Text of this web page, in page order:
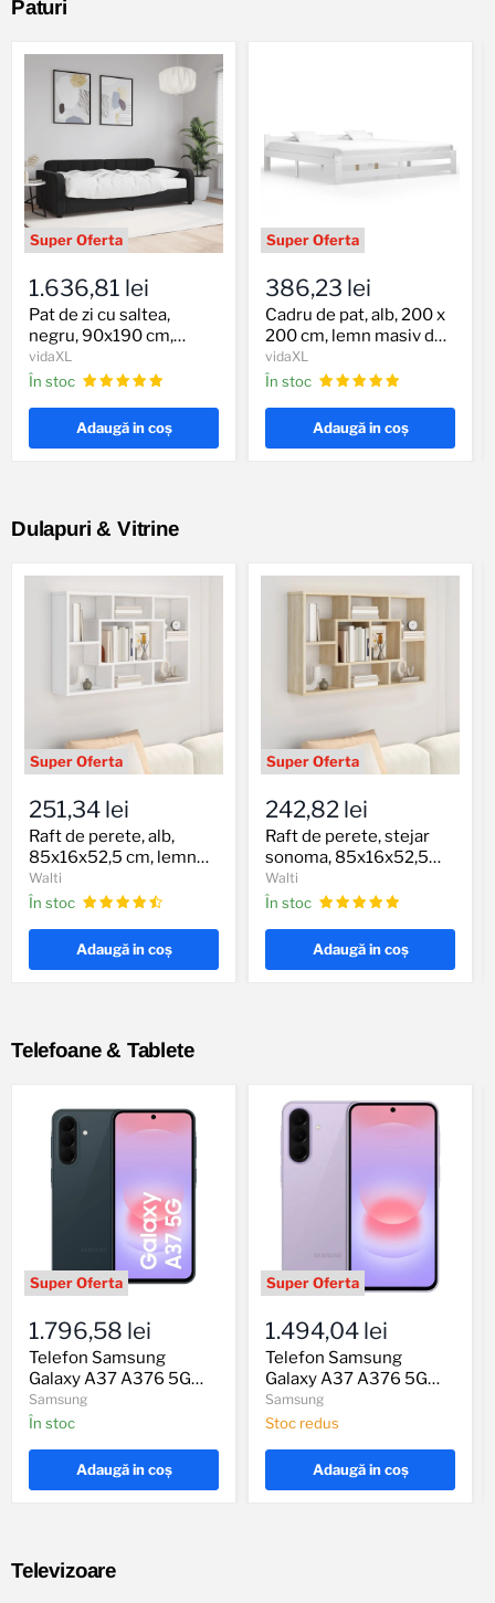
Paturi
de
zi
cu
saltea,
negru,
90x190
cm,
1.636,81 lei
Pat de zi cu saltea,
negru, 90x190 cm,
catifea
vidaXL
În stoc
Adaugă in coş
de
pat,
alb,
200
200
cm,
pin
386,23 lei
Cadru de pat, alb, 200 x
200 cm, lemn masiv de
pin
vidaXL
În stoc
Adaugă in coş
Dulapuri & Vitrine
de
perete,
alb,
85x16x52,5
cm,
lemn
compozit
251,34 lei
Raft de perete, alb,
85x16x52,5 cm, lemn
compozit
Walti
În stoc
Adaugă in coş
de
perete,
stejar
sonoma,
85x16x52,5
cm,
lemn
242,82 lei
Raft de perete, stejar
sonoma, 85x16x52,5
cm, lemn compozit
Walti
În stoc
Adaugă in coş
Telefoane & Tablete
Samsung
Galaxy
A37
A376
5G
8GB
RAM
Graygreen
1.796,58 lei
Telefon Samsung
Galaxy A37 A376 5G
8GB RAM 256GB
Graygreen
Samsung
În stoc
Adaugă in coş
Samsung
Galaxy
A37
A376
5G
6GB
RAM
1.494,04 lei
Telefon Samsung
Galaxy A37 A376 5G
6GB RAM 128GB Light
Violet
Samsung
Stoc redus
Adaugă in coş
Televizoare